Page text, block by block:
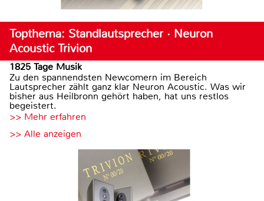
Topthema: Standlautsprecher · Neuron
Acoustic Trivion
1825 Tage Musik
Zu den spannendsten Newcomern im Bereich
Lautsprecher zählt ganz klar Neuron Acoustic. Was wir
bisher aus Heilbronn gehört haben, hat uns restlos
begeistert.
>> Mehr erfahren
>> Alle anzeigen